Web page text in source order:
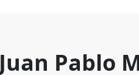
Juan Pablo